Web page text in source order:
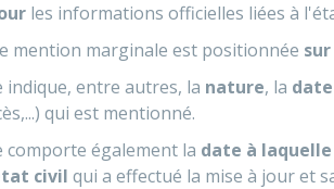
les informations officielles liées à
mention marginale est positionnée
indique, entre autres, la nature, la date
qui est mentionné.
comporte également la date à
civil qui a effectué la mise à jour et